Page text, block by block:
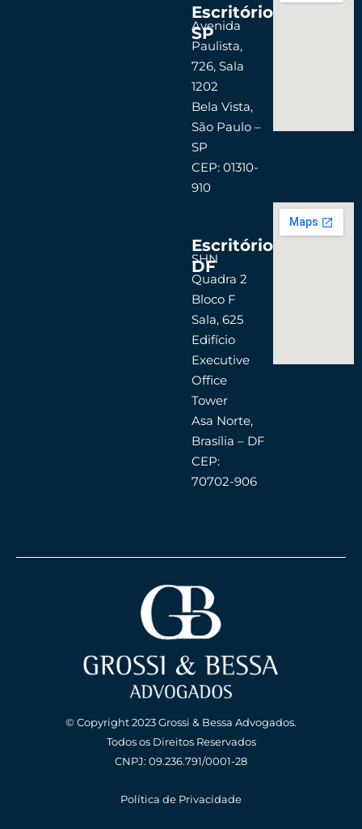
Escritório
SP
Avenida
Paulista,
726, Sala
1202
Bela Vista,
São Paulo –
SP
CEP: 01310-
910
Escritório
DF
SHN
Quadra 2
Bloco F
Sala, 625
Edifício
Executive
Office
Tower
Asa Norte,
Brasília – DF
CEP:
70702-906
© Copyright 2023 Grossi & Bessa Advogados.
Todos os Direitos Reservados
CNPJ: 09.236.791/0001-28
Política de Privacidade